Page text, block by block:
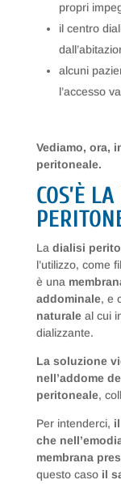
propri
il centro
alcuni
l’accesso
Vediamo, ora,
peritoneale.
COS’È
La dialisi
l’utilizzo, come
è una
addominale, e
naturaleal cui
dializzante.
La soluzione
nell’addome
peritoneale,
Per intenderci,
che
membrana
questo caso il